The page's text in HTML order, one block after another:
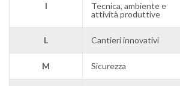
I
Tecnica, ambiente e
attività produttive
L Cantieri innovativi
M Sicurezza